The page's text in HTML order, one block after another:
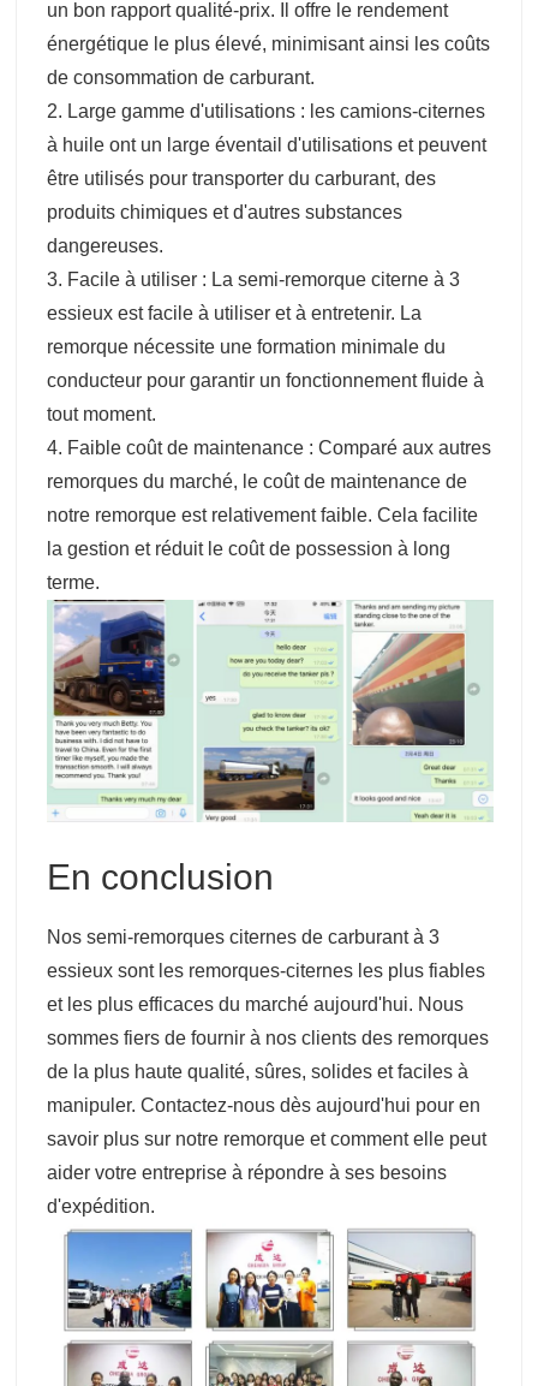
un bon rapport qualité-prix. Il offre le rendement
énergétique le plus élevé, minimisant ainsi les coûts
de consommation de carburant.
2. Large gamme d'utilisations : les camions-citernes
à huile ont un large éventail d'utilisations et peuvent
être utilisés pour transporter du carburant, des
produits chimiques et d'autres substances
dangereuses.
3. Facile à utiliser : La semi-remorque citerne à 3
essieux est facile à utiliser et à entretenir. La
remorque nécessite une formation minimale du
conducteur pour garantir un fonctionnement fluide à
tout moment.
4. Faible coût de maintenance : Comparé aux autres
remorques du marché, le coût de maintenance de
notre remorque est relativement faible. Cela facilite
la gestion et réduit le coût de possession à long
terme.
En conclusion
Nos semi-remorques citernes de carburant à 3
essieux sont les remorques-citernes les plus fiables
et les plus efficaces du marché aujourd'hui. Nous
sommes fiers de fournir à nos clients des remorques
de la plus haute qualité, sûres, solides et faciles à
manipuler. Contactez-nous dès aujourd'hui pour en
savoir plus sur notre remorque et comment elle peut
aider votre entreprise à répondre à ses besoins
d'expédition.